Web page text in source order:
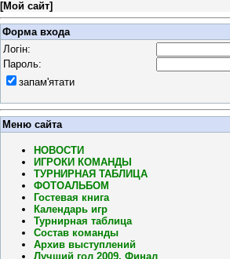
[Мой сайт]
Форма входа
Логін:
Пароль:
запам'ятати
Меню сайта
НОВОСТИ
ИГРОКИ КОМАНДЫ
ТУРНИРНАЯ ТАБЛИЦА
ФОТОАЛЬБОМ
Гостевая книга
Календарь игр
Турнирная таблица
Состав команды
Архив выступлений
Лучший гол 2009. Финал